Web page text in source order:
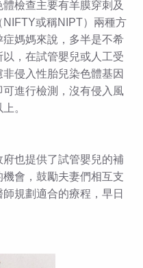
檢查主要有羊膜穿刺及
或稱NIPT）兩種方
媽媽來說，多半是不希
，在試管嬰兒或人工受
侵入性胎兒染色體基因
進行檢測，沒有侵入風
。
也提供了試管嬰兒的補
會，鼓勵夫妻們相互支
規劃適合的療程，早日